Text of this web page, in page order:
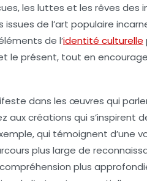
les luttes et les rêves des
de l’art populaire
de l’identité culturelle
le présent, tout en
dans les œuvres qui
aux créations qui s’inspirent
qui témoignent d’une
plus large de
plus